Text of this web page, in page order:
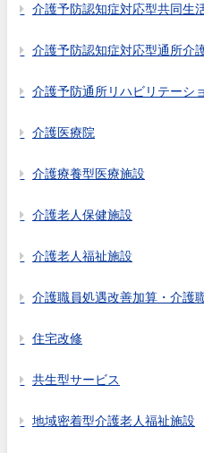
介護予防認知症対応型共同生
介護予防認知症対応型通所介
介護予防通所リハビリテーシ
介護医療院
介護療養型医療施設
介護老人保健施設
介護老人福祉施設
介護職員処遇改善加算・介護
住宅改修
共生型サービス
地域密着型介護老人福祉施設